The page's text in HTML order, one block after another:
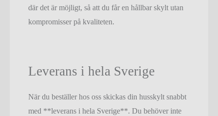
där det är möjligt, så att du får en hållbar skylt utan
kompromisser på kvaliteten.
Leverans i hela Sverige
När du beställer hos oss skickas din husskylt snabbt
med **leverans i hela Sverige**. Du behöver inte